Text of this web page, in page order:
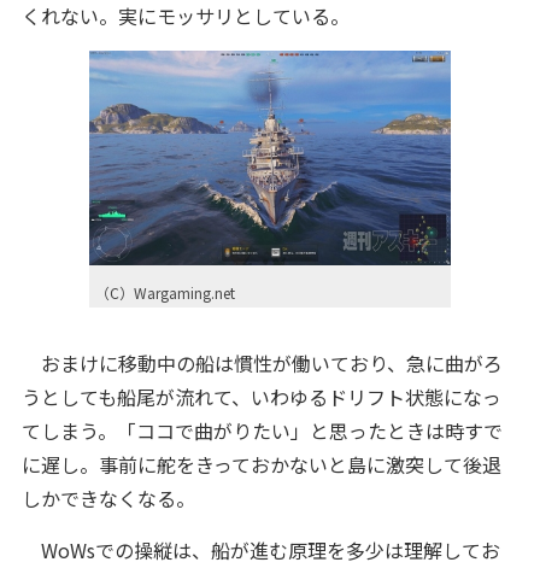
くれない。実にモッサリとしている。
（C）Wargaming.net
おまけに移動中の船は慣性が働いており、急に曲がろ
うとしても船尾が流れて、いわゆるドリフト状態になっ
てしまう。「ココで曲がりたい」と思ったときは時すで
に遅し。事前に舵をきっておかないと島に激突して後退
しかできなくなる。
WoWsでの操縦は、船が進む原理を多少は理解してお